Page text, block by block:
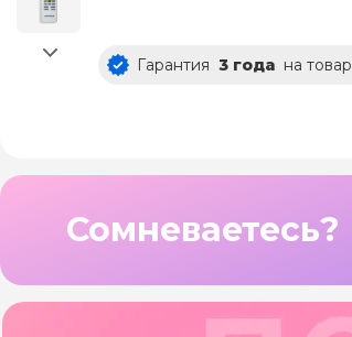
Гарантия 3 года на товар
Сомневаетесь?